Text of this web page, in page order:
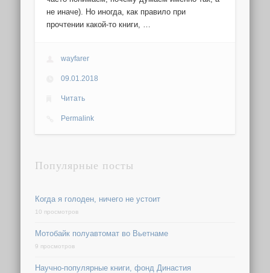
не иначе). Но иногда, как правило при
прочтении какой-то книги, …
wayfarer
09.01.2018
Читать
Permalink
Популярные посты
Когда я голоден, ничего не устоит
10 просмотров
Мотобайк полуавтомат во Вьетнаме
9 просмотров
Научно-популярные книги, фонд Династия